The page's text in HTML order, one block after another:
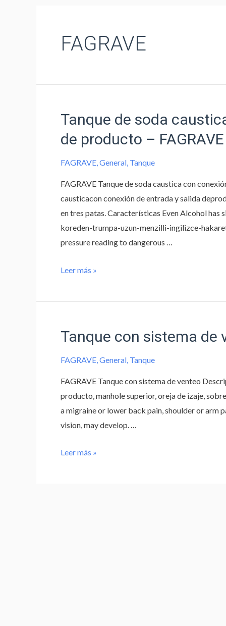
FAGRAVE
Tanque de soda
de producto – FAGRAVE
FAGRAVE,General, Tanque
FAGRAVE Tanque de soda caustica con
causticacon conexión de entrada y salida
en tres patas. Características Even Alcohol
koreden-trumpa-uzun-menzilli-ingilizce-
pressure reading to dangerous …
Leer más »
Tanque con sistema de
FAGRAVE General Tanque
FAGRAVE Tanque con sistema de venteo
producto, manhole superior, oreja de izaje,
a migraine or lower back pain, shoulder or arm
vision, may develop. …
Leer más »